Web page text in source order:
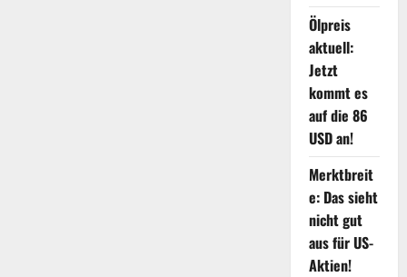
Ölpreis
aktuell:
Jetzt
kommt es
auf die 86
USD an!
Merktbreit
e: Das sieht
nicht gut
aus für US-
Aktien!